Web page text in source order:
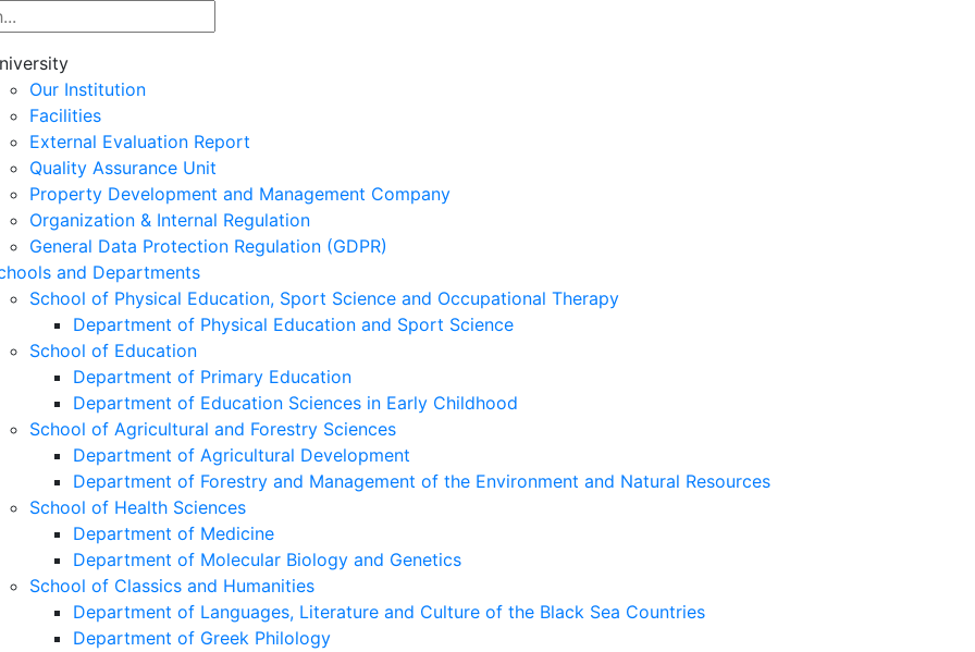
Our Institution
Facilities
External Evaluation Report
Quality Assurance Unit
Property Development and Management Company
Organization & Internal Regulation
General Data Protection Regulation (GDPR)
and Departments
School of Physical Education, Sport Science and Occupational Therapy
Department of Physical Education and Sport Science
School of Education
Department of Primary Education
Department of Education Sciences in Early Childhood
School of Agricultural and Forestry Sciences
Department of Agricultural Development
Department of Forestry and Management of the Environment and Natural Resources
School of Health Sciences
Department of Medicine
Department of Molecular Biology and Genetics
School of Classics and Humanities
Department of Languages, Literature and Culture of the Black Sea Countries
Department of Greek Philology